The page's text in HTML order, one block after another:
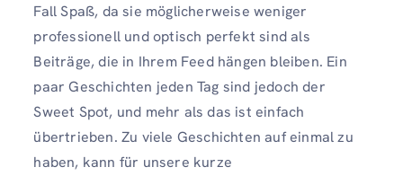
Fall Spaß, da sie möglicherweise weniger
professionell und optisch perfekt sind als
Beiträge, die in Ihrem Feed hängen bleiben. Ein
paar Geschichten jeden Tag sind jedoch der
Sweet Spot, und mehr als das ist einfach
übertrieben. Zu viele Geschichten auf einmal zu
haben, kann für unsere kurze